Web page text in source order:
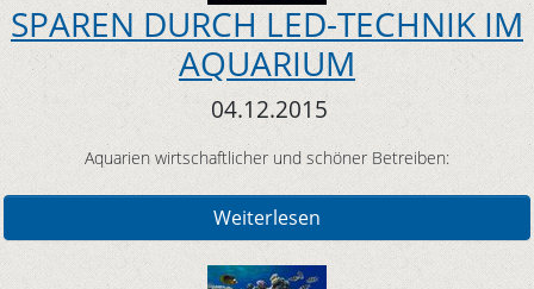
SPAREN DURCH LED-TECHNIK IM
AQUARIUM
04.12.2015
Aquarien wirtschaftlicher und schöner Betreiben:
Weiterlesen